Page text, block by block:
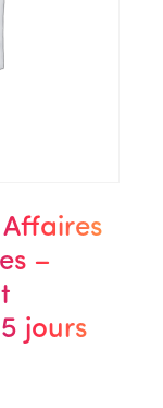
–
jours